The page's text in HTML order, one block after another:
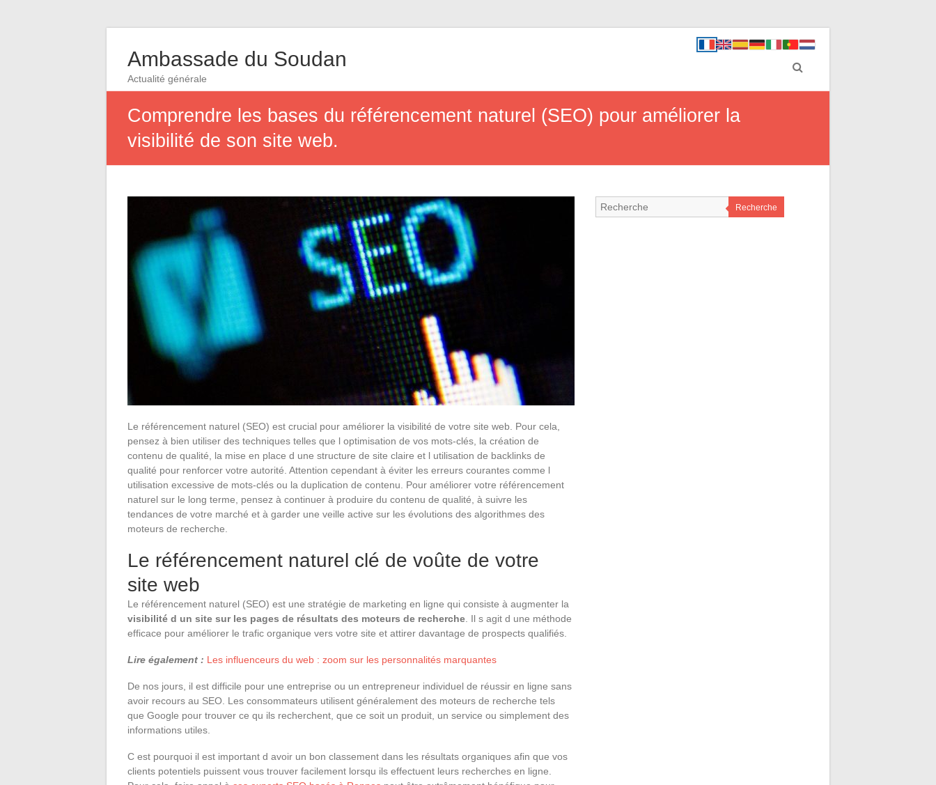
Ambassade du Soudan
Actualité générale
Comprendre les bases du référencement naturel (SEO) pour améliorer la
visibilité de son site web.
Le référencement naturel (SEO) est crucial pour améliorer la visibilité de votre site web. Pour cela,
pensez à bien utiliser des techniques telles que l optimisation de vos mots-clés, la création de
contenu de qualité, la mise en place d une structure de site claire et l utilisation de backlinks de
qualité pour renforcer votre autorité. Attention cependant à éviter les erreurs courantes comme l
utilisation excessive de mots-clés ou la duplication de contenu. Pour améliorer votre référencement
naturel sur le long terme, pensez à continuer à produire du contenu de qualité, à suivre les
tendances de votre marché et à garder une veille active sur les évolutions des algorithmes des
moteurs de recherche.
Le référencement naturel clé de voûte de votre
site web
Le référencement naturel (SEO) est une stratégie de marketing en ligne qui consiste à augmenter la
visibilité d un site sur les pages de résultats des moteurs de recherche . Il s agit d une méthode
efficace pour améliorer le trafic organique vers votre site et attirer davantage de prospects qualifiés.
Lire également : Les influenceurs du web : zoom sur les personnalités marquantes
De nos jours, il est difficile pour une entreprise ou un entrepreneur individuel de réussir en ligne sans
avoir recours au SEO. Les consommateurs utilisent généralement des moteurs de recherche tels
que Google pour trouver ce qu ils recherchent, que ce soit un produit, un service ou simplement des
informations utiles.
C est pourquoi il est important d avoir un bon classement dans les résultats organiques afin que vos
clients potentiels puissent vous trouver facilement lorsqu ils effectuent leurs recherches en ligne.
Recherche